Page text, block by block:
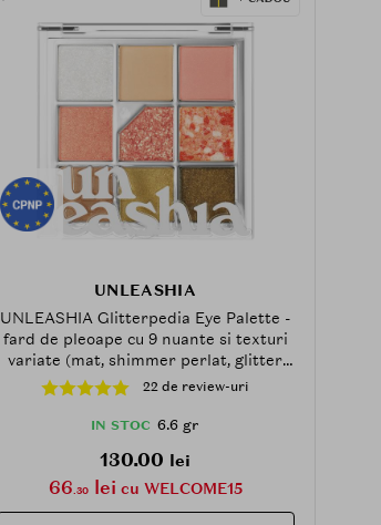
UNLEASHIA
UNLEASHIA Glitterpedia Eye Palette -
fard de pleoape cu 9 nuante si texturi
variate (mat, shimmer perlat, glitter
jeleu, glitter balm), formulata cu Mica si
Synthetic Fluorphlogopite, care
contribuie la obtinerea unui machiaj al
6 All of Citrus
22 de review-uri
IN STOC 6.6 gr
130.00 lei
66.30lei cu WELCOME15